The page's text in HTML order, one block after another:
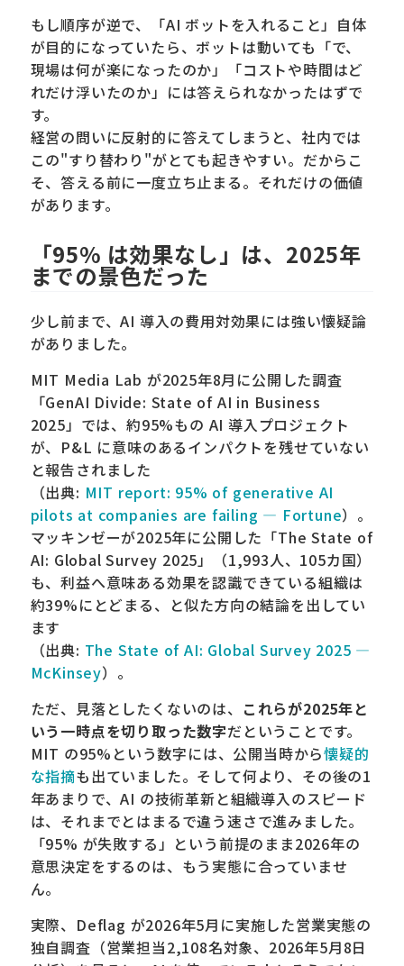
もし順序が逆で、「AI ボットを入れること」自体
が目的になっていたら、ボットは動いても「で、
現場は何が楽になったのか」「コストや時間はど
れだけ浮いたのか」には答えられなかったはずで
す。
経営の問いに反射的に答えてしまうと、社内では
この"すり替わり"がとても起きやすい。だからこ
そ、答える前に一度立ち止まる。それだけの価値
があります。
「95% は効果なし」は、2025年
までの景色だった
少し前まで、AI 導入の費用対効果には強い懐疑論
がありました。
MIT Media Lab が2025年8月に公開した調査
「GenAI Divide: State of AI in Business
2025」では、約95%もの AI 導入プロジェクト
が、P&L に意味のあるインパクトを残せていない
と報告されました
（出典: MIT report: 95% of generative AI
pilots at companies are failing — Fortune）。
マッキンゼーが2025年に公開した「The State of
AI: Global Survey 2025」（1,993人、105カ国）
も、利益へ意味ある効果を認識できている組織は
約39%にとどまる、と似た方向の結論を出してい
ます
（出典: The State of AI: Global Survey 2025 —
McKinsey）。
ただ、見落としたくないのは、 これらが2025年と
いう一時点を切り取った数字だということです。
MIT の95%という数字には、公開当時から懐疑的
な指摘も出ていました。そして何より、その後の1
年あまりで、AI の技術革新と組織導入のスピード
は、それまでとはまるで違う速さで進みました。
「95% が失敗する」という前提のまま2026年の
意思決定をするのは、もう実態に合っていませ
ん。
実際、Deflag が2026年5月に実施した営業実態の
独自調査（営業担当2,108名対象、2026年5月8日